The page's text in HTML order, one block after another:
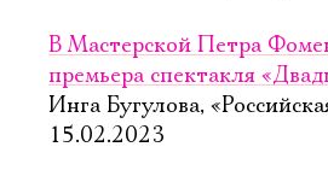
В Мастерской Петра
премьера спектакля
Инга Бугулова,
15.02.2023